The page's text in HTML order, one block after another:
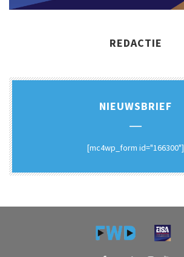
REDACTIE
NIEUWSBRIEF
[mc4wp_form id="166300"]